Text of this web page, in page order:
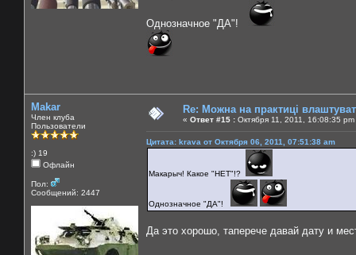
Однозначное "ДА"!
Makar
Член клуба
Пользователи
:) 19
Офлайн
Пол:
Сообщений: 2447
Re: Можна на практиці
« Ответ #15 : Октября 11, 2011, 16:08:35 pm
Цитата: krava от Октября 06, 2011, 07:51:38 am
Макарыч! Какое "НЕТ"!?
Однозначное "ДА"!
Да это хорошо, таперече давай дату и